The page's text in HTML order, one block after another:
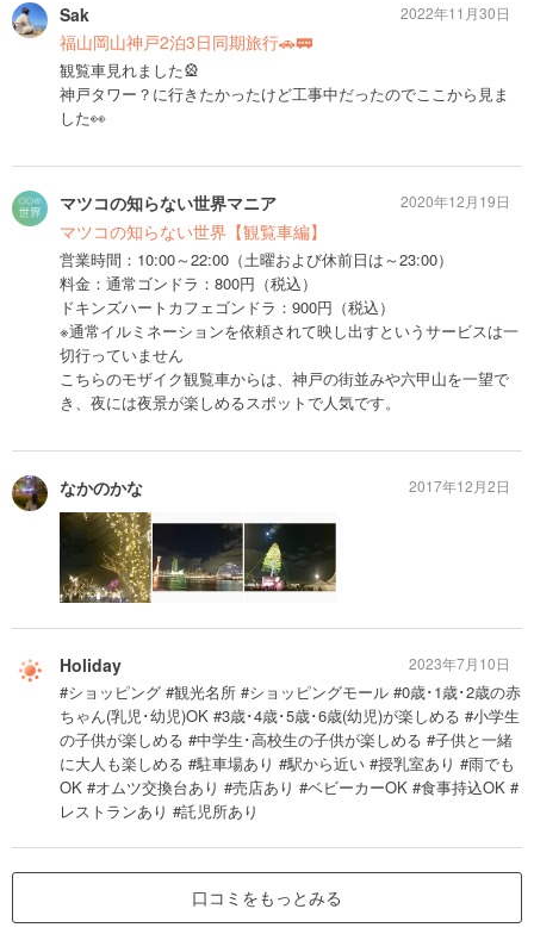
Sak
福山岡山神戸2泊3日同期旅行🚗🚃
観覧車見れました🎡
神戸タワー？に行きたかったけど工事中だったのでここから見ま
した👀
2022年11月30日
マツコの知らない世界マニア
マツコの知らない世界【観覧車編】
営業時間：10:00～22:00（土曜および休前日は～23:00）
料金：通常ゴンドラ：800円（税込）
ドキンズハートカフェゴンドラ：900円（税込）
※通常イルミネーションを依頼されて映し出すというサービスは一
切行っていません
こちらのモザイク観覧車からは、神戸の街並みや六甲山を一望で
き、夜には夜景が楽しめるスポットで人気です。
2020年12月19日
なかのかな 2017年12月2日
Holiday
#ショッピング #観光名所 #ショッピングモール #0歳･1歳･2歳の赤
ちゃん(乳児･幼児)OK #3歳･4歳･5歳･6歳(幼児)が楽しめる #小学生
の子供が楽しめる #中学生･高校生の子供が楽しめる #子供と一緒
に大人も楽しめる #駐車場あり #駅から近い #授乳室あり #雨でも
OK #オムツ交換台あり #売店あり #ベビーカーOK #食事持込OK #
レストランあり #託児所あり
2023年7月10日
口コミをもっとみる